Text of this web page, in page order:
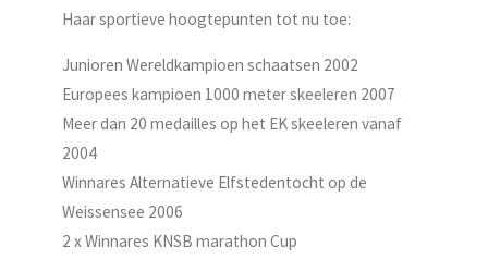
Haar sportieve hoogtepunten tot nu toe:
Junioren Wereldkampioen schaatsen 2002
Europees kampioen 1000 meter skeeleren 2007
Meer dan 20 medailles op het EK skeeleren vanaf
2004
Winnares Alternatieve Elfstedentocht op de
Weissensee 2006
2 x Winnares KNSB marathon Cup